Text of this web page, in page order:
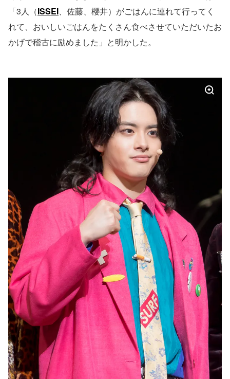
「3人（ISSEI、佐藤、櫻井）がごはんに連れて行ってく
れて、おいしいごはんをたくさん食べさせていただいたお
かげで稽古に励めました」と明かした。